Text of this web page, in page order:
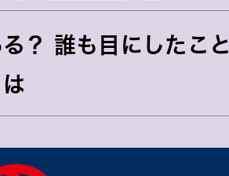
？ 誰も目にしたこ